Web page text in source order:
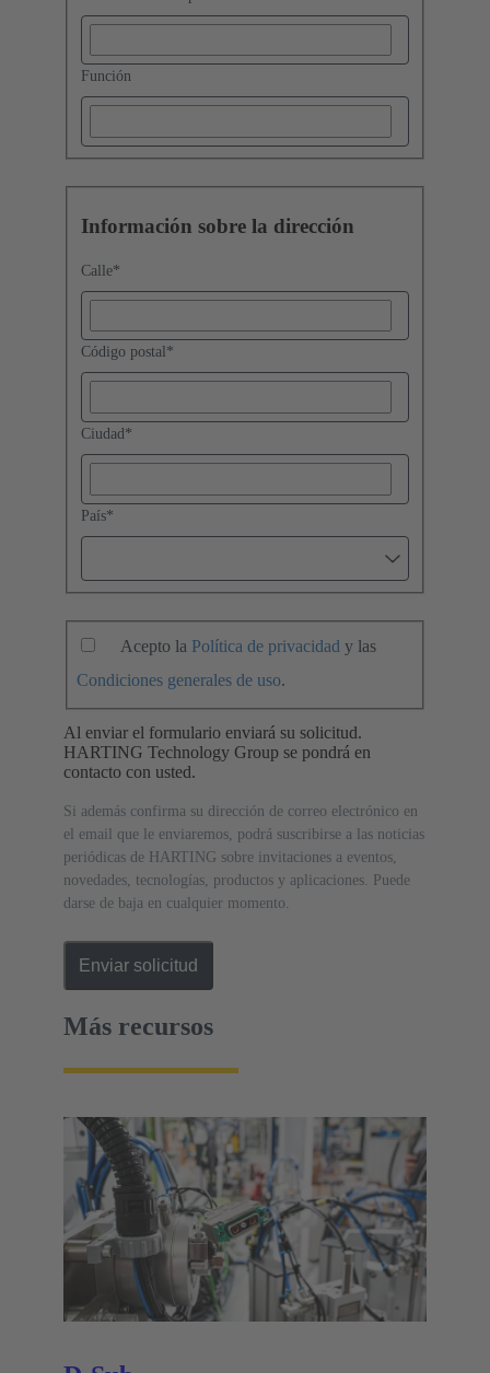
Función
Información sobre la dirección
Calle*
Código postal *
Ciudad *
País*
Acepto la Política de privacidad y las
Condiciones generales de uso.
Al enviar el formulario enviará su solicitud.
HARTING Technology Group se pondrá en
contacto con usted.
Si además confirma su dirección de correo electrónico en
el email que le enviaremos, podrá suscribirse a las noticias
periódicas de HARTING sobre invitaciones a eventos,
novedades, tecnologías, productos y aplicaciones. Puede
darse de baja en cualquier momento.
Enviar solicitud
Más recursos